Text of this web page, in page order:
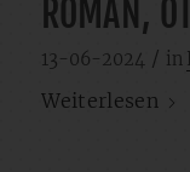
ROMAN,
13-06-2024 / in
Weiterlesen